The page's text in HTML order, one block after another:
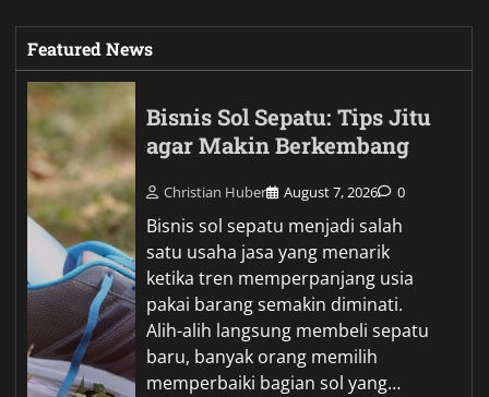
Featured News
Bisnis Sol Sepatu: Tips Jitu
agar Makin Berkembang
Christian Huber August 7, 2026 0
Bisnis sol sepatu menjadi salah
satu usaha jasa yang menarik
ketika tren memperpanjang usia
pakai barang semakin diminati.
Alih-alih langsung membeli sepatu
baru, banyak orang memilih
memperbaiki bagian sol yang…